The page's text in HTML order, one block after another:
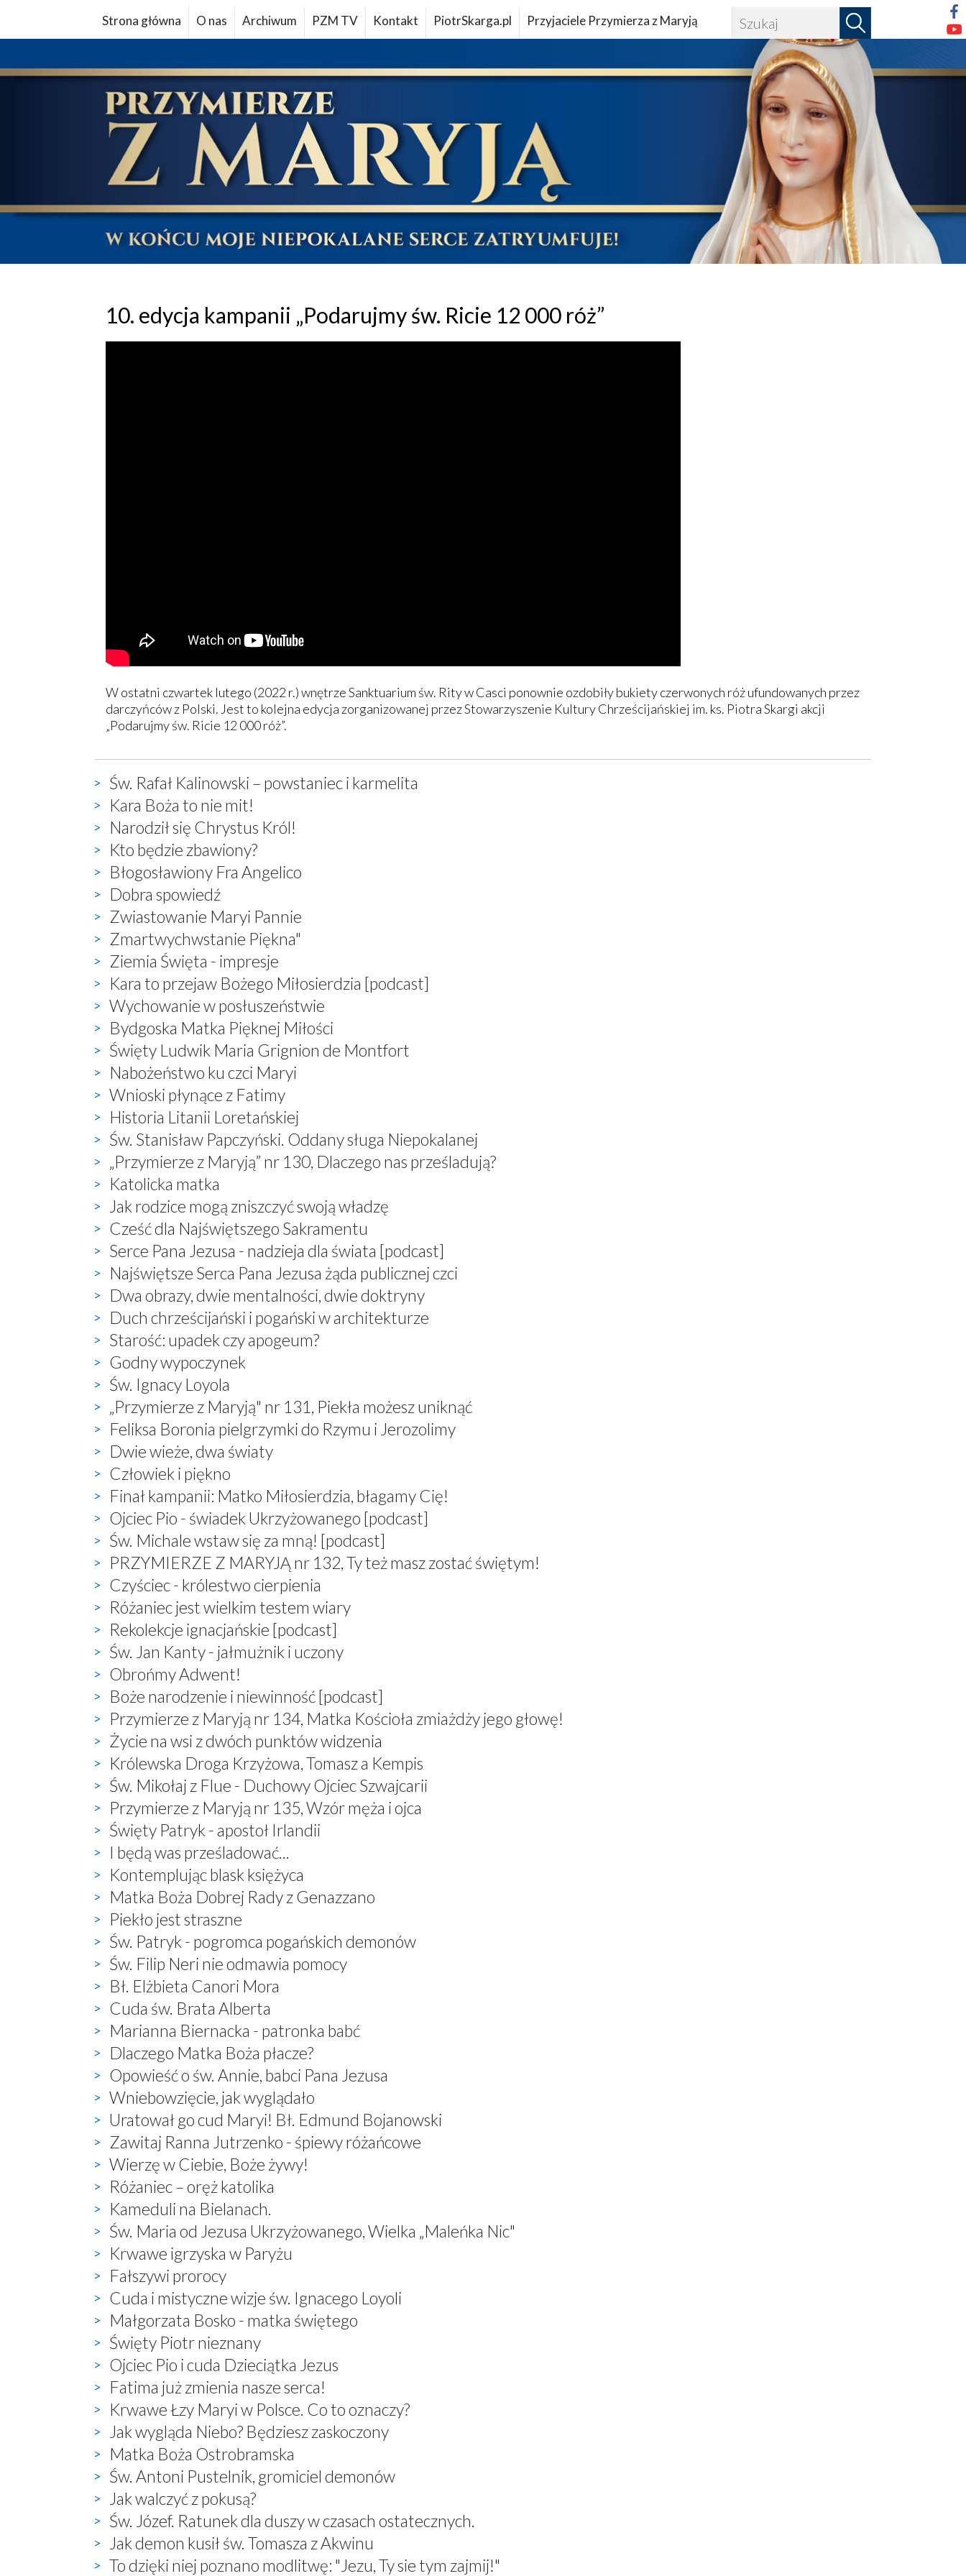
Strona główna O nas Archiwum PZM TV Kontakt PiotrSkarga.pl Przyjaciele Przymierza z Maryją
10. edycja kampanii „Podarujmy św. Ricie 12 000 róż”
W ostatni czwartek lutego (2022 r.) wnętrze Sanktuarium św. Rity w Casci ponownie ozdobiły bukiety czerwonych róż ufundowanych przez
darczyńców z Polski. Jest to kolejna edycja zorganizowanej przez Stowarzyszenie Kultury Chrześcijańskiej im. ks. Piotra Skargi akcji
„Podarujmy św. Ricie 12 000 róż”.
Św. Rafał Kalinowski – powstaniec i karmelita
Kara Boża to nie mit!
Narodził się Chrystus Król!
Kto będzie zbawiony?
Błogosławiony Fra Angelico
Dobra spowiedź
Zwiastowanie Maryi Pannie
Zmartwychwstanie Piękna"
Ziemia Święta - impresje
Kara to przejaw Bożego Miłosierdzia [podcast]
Wychowanie w posłuszeństwie
Bydgoska Matka Pięknej Miłości
Święty Ludwik Maria Grignion de Montfort
Nabożeństwo ku czci Maryi
Wnioski płynące z Fatimy
Historia Litanii Loretańskiej
Św. Stanisław Papczyński. Oddany sługa Niepokalanej
„Przymierze z Maryją” nr 130, Dlaczego nas prześladują?
Katolicka matka
Jak rodzice mogą zniszczyć swoją władzę
Cześć dla Najświętszego Sakramentu
Serce Pana Jezusa - nadzieja dla świata [podcast]
Najświętsze Serca Pana Jezusa żąda publicznej czci
Dwa obrazy, dwie mentalności, dwie doktryny
Duch chrześcijański i pogański w architekturze
Starość: upadek czy apogeum?
Godny wypoczynek
Św. Ignacy Loyola
„Przymierze z Maryją" nr 131, Piekła możesz uniknąć
Feliksa Boronia pielgrzymki do Rzymu i Jerozolimy
Dwie wieże, dwa światy
Człowiek i piękno
Finał kampanii: Matko Miłosierdzia, błagamy Cię!
Ojciec Pio - świadek Ukrzyżowanego [podcast]
Św. Michale wstaw się za mną! [podcast]
PRZYMIERZE Z MARYJĄ nr 132, Ty też masz zostać świętym!
Czyściec - królestwo cierpienia
Różaniec jest wielkim testem wiary
Rekolekcje ignacjańskie [podcast]
Św. Jan Kanty - jałmużnik i uczony
Obrońmy Adwent!
Boże narodzenie i niewinność [podcast]
Przymierze z Maryją nr 134, Matka Kościoła zmiażdży jego głowę!
Życie na wsi z dwóch punktów widzenia
Królewska Droga Krzyżowa, Tomasz a Kempis
Św. Mikołaj z Flue - Duchowy Ojciec Szwajcarii
Przymierze z Maryją nr 135, Wzór męża i ojca
Święty Patryk - apostoł Irlandii
I będą was prześladować...
Kontemplując blask księżyca
Matka Boża Dobrej Rady z Genazzano
Piekło jest straszne
Św. Patryk - pogromca pogańskich demonów
Św. Filip Neri nie odmawia pomocy
Bł. Elżbieta Canori Mora
Cuda św. Brata Alberta
Marianna Biernacka - patronka babć
Dlaczego Matka Boża płacze?
Opowieść o św. Annie, babci Pana Jezusa
Wniebowzięcie, jak wyglądało
Uratował go cud Maryi! Bł. Edmund Bojanowski
Zawitaj Ranna Jutrzenko - śpiewy różańcowe
Wierzę w Ciebie, Boże żywy!
Różaniec – oręż katolika
Kameduli na Bielanach.
Św. Maria od Jezusa Ukrzyżowanego, Wielka „Maleńka Nic"
Krwawe igrzyska w Paryżu
Fałszywi prorocy
Cuda i mistyczne wizje św. Ignacego Loyoli
Małgorzata Bosko - matka świętego
Święty Piotr nieznany
Ojciec Pio i cuda Dzieciątka Jezus
Fatima już zmienia nasze serca!
Krwawe Łzy Maryi w Polsce. Co to oznaczy?
Jak wygląda Niebo? Będziesz zaskoczony
Matka Boża Ostrobramska
Św. Antoni Pustelnik, gromiciel demonów
Jak walczyć z pokusą?
Św. Józef. Ratunek dla duszy w czasach ostatecznych.
Jak demon kusił św. Tomasza z Akwinu
To dzięki niej poznano modlitwę: "Jezu, Ty sie tym zajmij!"